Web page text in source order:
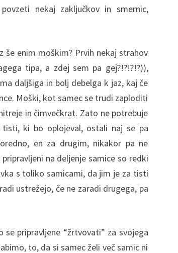
nekaj zaključkov in smernic,
enim moškim? Prvih nekaj strahov
tipa, a zdej sem pa gej?!?!?!?)),
daljšiga in bolj debelga k jaz, kaj če
Moški, kot samec se trudi zaploditi
in čimvečkrat. Zato ne potrebuje
ki bo oplojeval, ostali naj se pa
en za drugim, nikakor pa ne
na deljenje samice so redki
s toliko samicami, da jim je za tisti
ustrežejo, če ne zaradi drugega, pa
pripravljene “žrtvovati” za svojega
to, da si samec želi več samic ni